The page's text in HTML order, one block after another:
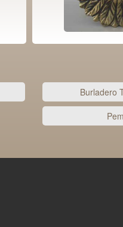
Burladero